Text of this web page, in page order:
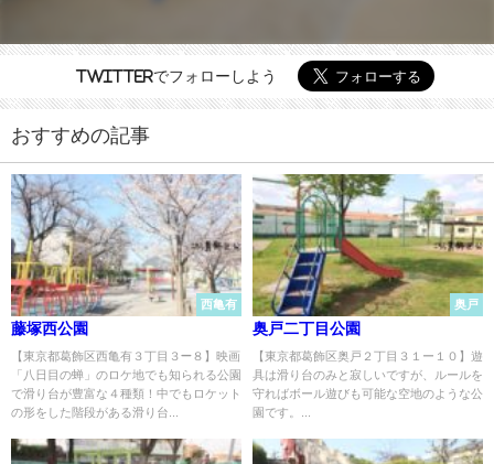
Twitterでフォローしよう
おすすめの記事
西亀有
藤塚西公園
【東京都葛飾区西亀有３丁目３−８】映画
「八日目の蝉」のロケ地でも知られる公園
で滑り台が豊富な４種類！中でもロケット
の形をした階段がある滑り台...
奥戸
奥戸二丁目公園
【東京都葛飾区奥戸２丁目３１ー１０】遊
具は滑り台のみと寂しいですが、ルールを
守ればボール遊びも可能な空地のような公
園です。...